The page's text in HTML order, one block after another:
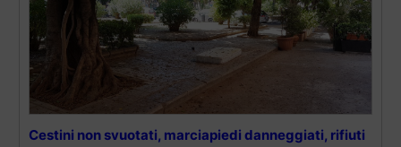
Cestini non svuotati, marciapiedi danneggiati, rifiuti